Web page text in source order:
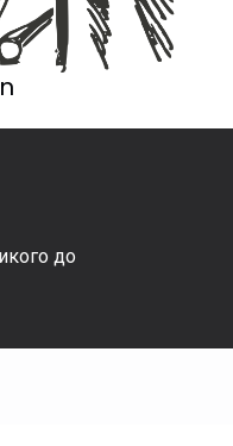
до